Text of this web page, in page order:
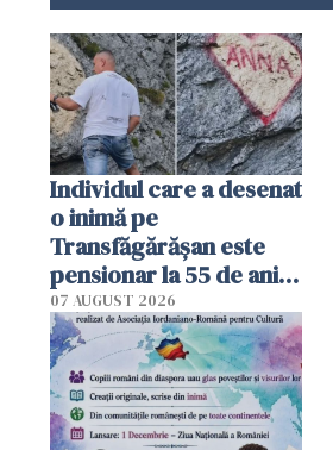
Individul care a desenat
o inimă pe
Transfăgărășan este
pensionar la 55 de ani.
Poliția l-a identificat
07 AUGUST 2026